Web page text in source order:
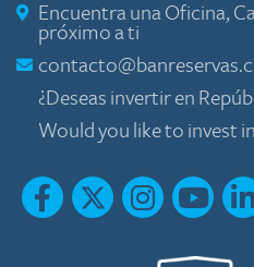
Encuentra una Oficina,
próximo a ti
¿Deseas invertir en
Would you like to invest